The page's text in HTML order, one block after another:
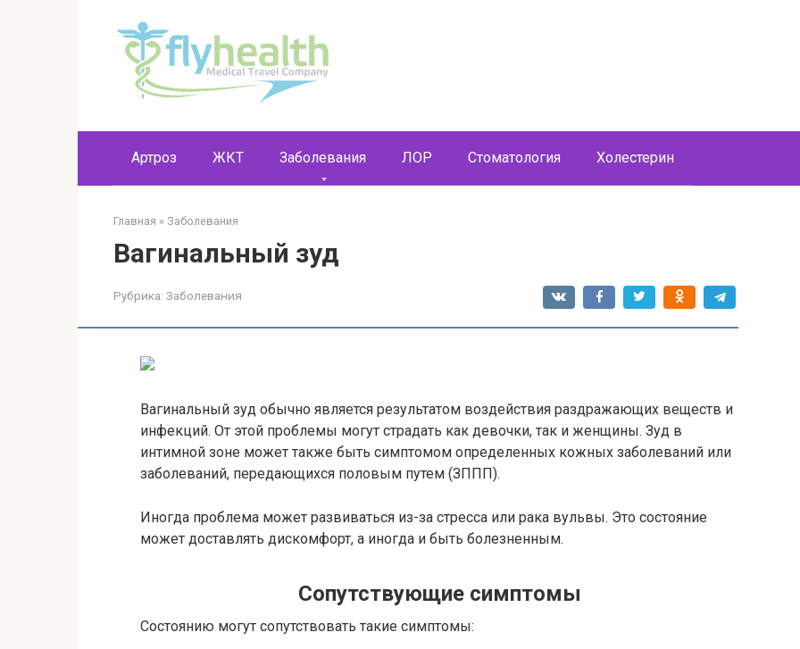
Артроз ЖКТ Заболевания ЛОР Стоматология Холестерин
Главная » Заболевания
Вагинальный зуд
Рубрика: Заболевания
Вагинальный зуд обычно является результатом воздействия раздражающих веществ и
инфекций. От этой проблемы могут страдать как девочки, так и женщины. Зуд в
интимной зоне может также быть симптомом определенных кожных заболеваний или
заболеваний, передающихся половым путем (ЗППП).
Иногда проблема может развиваться из-за стресса или рака вульвы. Это состояние
может доставлять дискомфорт, а иногда и быть болезненным.
Сопутствующие симптомы
Состоянию могут сопутствовать такие симптомы: